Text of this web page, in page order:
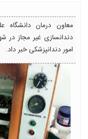
معاون درمان
دندانسازی غیر مجاز در
امور دندانپزشکی خبر داد.